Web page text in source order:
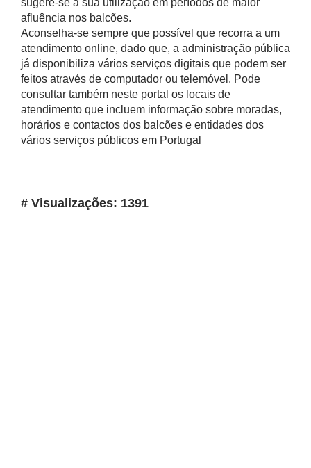
sugere-se a sua utilização em períodos de maior
afluência nos balcões.
Aconselha-se sempre que possível que recorra a um
atendimento online, dado que, a administração pública
já disponibiliza vários serviços digitais que podem ser
feitos através de computador ou telemóvel. Pode
consultar também neste portal os locais de
atendimento que incluem informação sobre moradas,
horários e contactos dos balcões e entidades dos
vários serviços públicos em Portugal
# Visualizações: 1391